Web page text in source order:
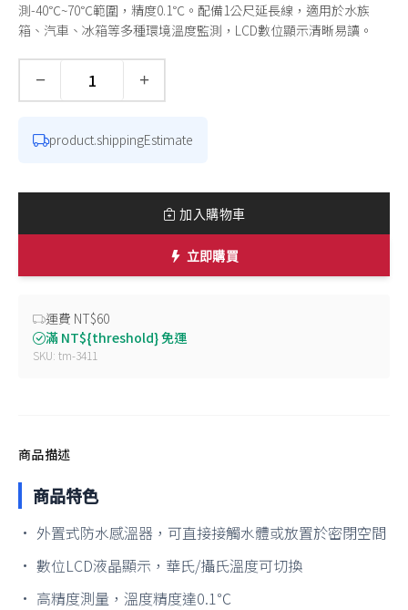
測-40℃~70℃範圍，精度0.1℃。配備1公尺延長線，適用於水族
箱、汽車、冰箱等多種環境溫度監測，LCD數位顯示清晰易讀。
− +
product.shippingEstimate
加入購物車
立即購買
運費 NT$60
滿 NT${threshold} 免運
SKU: tm-3411
商品描述
商品特色
• 外置式防水感溫器，可直接接觸水體或放置於密閉空間
• 數位LCD液晶顯示，華氏/攝氏溫度可切換
• 高精度測量，溫度精度達0.1℃